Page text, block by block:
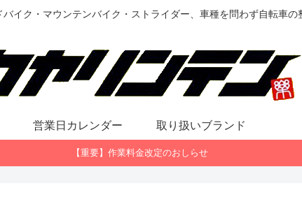
ク・マウンテンバイク・ストライダー、車種を問わず自転車の
営業日カレンダー 取り扱いブランド
【重要】作業料金改定のおしらせ